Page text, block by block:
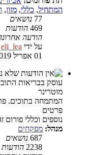
המתחיל, כללי, מזון,
77 נושאים
469 הודעות
הודעה
על ידי eli_lea
01 אפריל 2019 15:47
עוסק בבריאות
מוטרינר
המתמחה בתוכים.
פרטים
נוספים וכללי פורום
מנהל: מפקחים
687 נושאים
2238 הודעות